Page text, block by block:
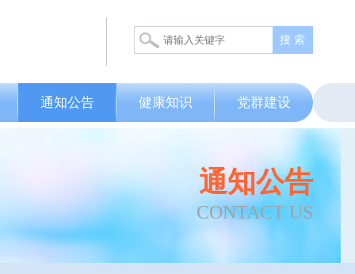
搜 索
通知公告 健康知识 党群建设
通知公告
CONTACT US